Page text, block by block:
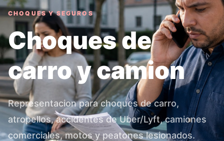
CHOQUES Y SEGUROS
Choques de
carro y camion
Representacion para choques de carro,
atropellos, accidentes de Uber/Lyft, camiones
comerciales, motos y peatones lesionados.